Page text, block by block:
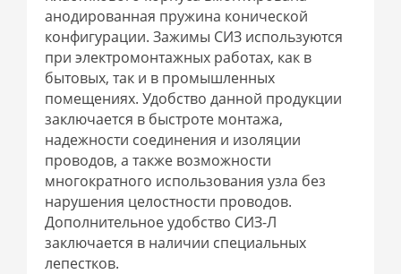
анодированная пружина конической
конфигурации. Зажимы СИЗ используются
при электромонтажных работах, как в
бытовых, так и в промышленных
помещениях. Удобство данной продукции
заключается в быстроте монтажа,
надежности соединения и изоляции
проводов, а также возможности
многократного использования узла без
нарушения целостности проводов.
Дополнительное удобство СИЗ-Л
заключается в наличии специальных
лепестков.